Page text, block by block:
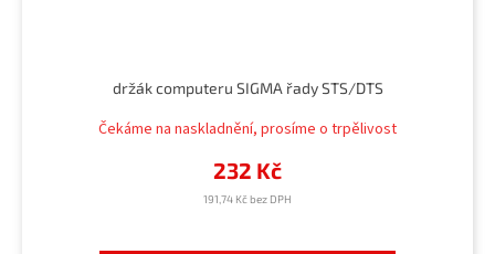
držák computeru SIGMA řady STS/DTS
Čekáme na naskladnění, prosíme o trpělivost
191,74 Kč bez DPH
232 Kč